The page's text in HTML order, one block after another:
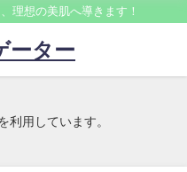
理想の美肌へ導きます！
ーター
利用しています。